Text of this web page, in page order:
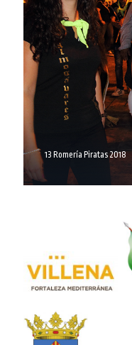
13 Romería Piratas 2018